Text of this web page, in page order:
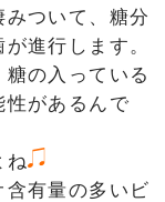
ついて、糖分
進行します。
の入っている
性があるんで
ね
有量の多いビ